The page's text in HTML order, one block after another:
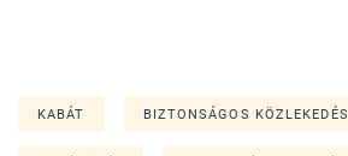
KABÁT BIZTONSÁGOS KÖZLEKEDÉS